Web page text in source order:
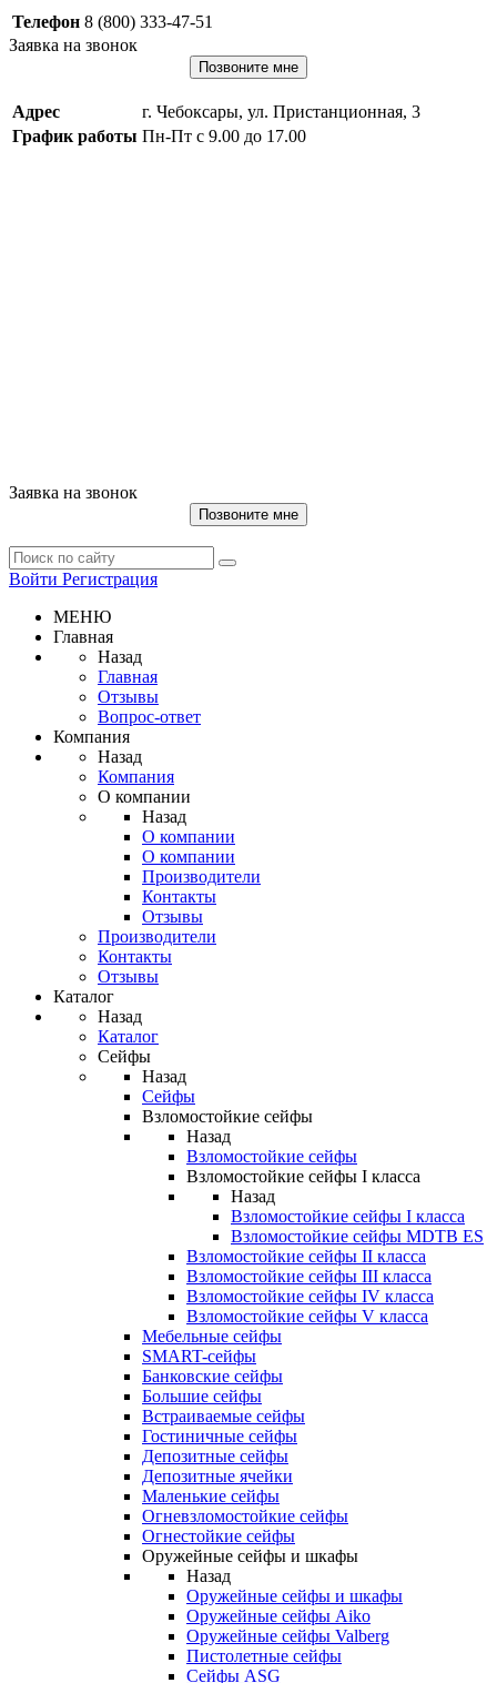
Телефон 8 (800) 333-47-51
Заявка на звонок
Позвоните мне
Адрес
г. Чебоксары, ул. Пристанционная, 3
График работы Пн-Пт с 9.00 до 17.00
Заявка на звонок
Позвоните мне
Войти Регистрация
МЕНЮ
Главная
Назад
Главная
Отзывы
Вопрос-ответ
Компания
Назад
Компания
О компании
Назад
О компании
О компании
Производители
Контакты
Отзывы
Производители
Контакты
Отзывы
Каталог
Назад
Каталог
Сейфы
Назад
Сейфы
Взломостойкие сейфы
Назад
Взломостойкие сейфы
Взломостойкие сейфы I класса
Назад
Взломостойкие сейфы I класса
Взломостойкие сейфы MDTB ES
Взломостойкие сейфы II класса
Взломостойкие сейфы III класса
Взломостойкие сейфы IV класса
Взломостойкие сейфы V класса
Мебельные сейфы
SMART-сейфы
Банковские сейфы
Большие сейфы
Встраиваемые сейфы
Гостиничные сейфы
Депозитные сейфы
Депозитные ячейки
Маленькие сейфы
Огневзломостойкие сейфы
Огнестойкие сейфы
Оружейные сейфы и шкафы
Назад
Оружейные сейфы и шкафы
Оружейные сейфы Aiko
Оружейные сейфы Valberg
Пистолетные сейфы
Сейфы ASG